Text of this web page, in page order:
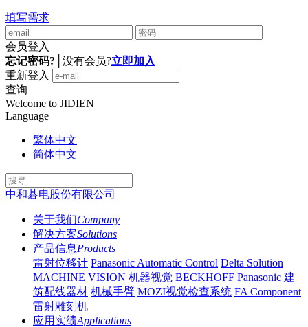
填写需求
会员登入
忘记密码?
没有会员?立即加入
重新登入
查询
Welcome to JIDIEN
Language
繁体中文
简体中文
中和碁电股份有限公司
关于我们Company
解决方案Solutions
产品信息Products
雷射位移计 Panasonic Automatic Control Delta Solution
MACHINE VISION 机器视觉 BECKHOFF Panasonic 建
筑配线器材 机械手臂 MOZI视觉检查系统 FA Component
雷射雕刻机
应用实绩Applications